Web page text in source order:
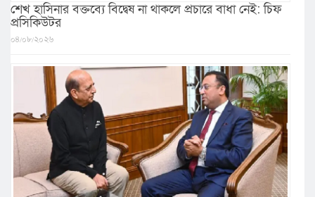
শেখ হাসিনার বক্তব্যে বিদ্বেষ না থাকলে প্রচারে বাধা নেই: চিফ
প্রসিকিউটর
০৪/০৮/২০২৬